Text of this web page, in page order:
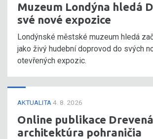
Muzeum Londýna hledá
své nové expozice
Londýnské městské muzeum hledá
jako živý hudební doprovod do svých
otevřených expozic.
AKTUALITA 4. 8. 2026
Online publikace Drevená
architektúra pohraničia